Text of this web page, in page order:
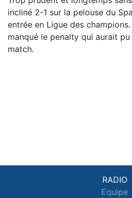
incliné 2-1 sur la pelouse du
entrée en Ligue des
manqué le penalty qui aurait
match.
RADIO
Equipe